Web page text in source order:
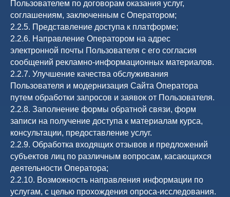
Пользователем по договорам оказания услуг,
соглашениям, заключенным с Оператором;
2.2.5. Представление доступа к платформе;
2.2.6. Направление Оператором на адрес
электронной почты Пользователя с его согласия
сообщений рекламно-информационных материалов.
2.2.7. Улучшение качества обслуживания
Пользователя и модернизация Сайта Оператора
путем обработки запросов и заявок от Пользователя.
2.2.8. Заполнение формы обратной связи, форм
записи на получение доступа к материалам курса,
консультации, предоставление услуг.
2.2.9. Обработка входящих отзывов и предложений
субъектов лиц по различным вопросам, касающихся
деятельности Оператора;
2.2.10. Возможность направления информации по
услугам, с целью прохождения опроса-исследования.